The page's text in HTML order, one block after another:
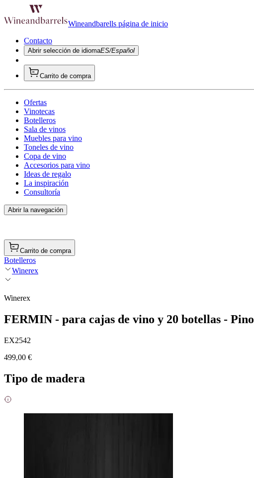
Wineandbarells página de inicio
Contacto
Abrir selección de idiomaES/Español
Carrito de compra
Ofertas
Vinotecas
Botelleros
Sala de vinos
Muebles para vino
Toneles de vino
Copa de vino
Accesorios para vino
Ideas de regalo
La inspiración
Consultoría
Abrir la navegación
Carrito de compra
Botelleros
Winerex
Winerex
FERMIN - para cajas de vino y 20 botellas - Pino
EX2542
499,00 €
Tipo de madera